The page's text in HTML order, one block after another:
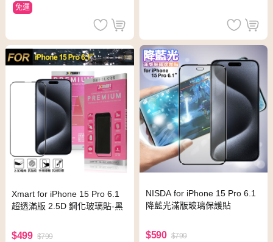
免運
Xmart for iPhone 15 Pro 6.1
超透滿版 2.5D 鋼化玻璃貼-黑
$499 $799
NISDA for iPhone 15 Pro 6.1
降藍光滿版玻璃保護貼
$590 $799